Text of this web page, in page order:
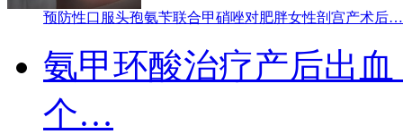
预防性口服头孢氨苄联合甲硝唑对肥胖女性剖宫产术后…
氨甲环酸治疗产后出
个…